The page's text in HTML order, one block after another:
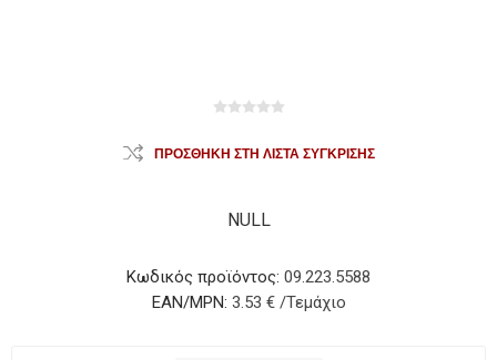
ΠΡΟΣΘΉΚΗ ΣΤΗ ΛΊΣΤΑ ΣΎΓΚΡΙΣΗΣ
NULL
Κωδικός προϊόντος: 09.223.5588
EAN/MPN: 3.53 € /Τεμάχιο